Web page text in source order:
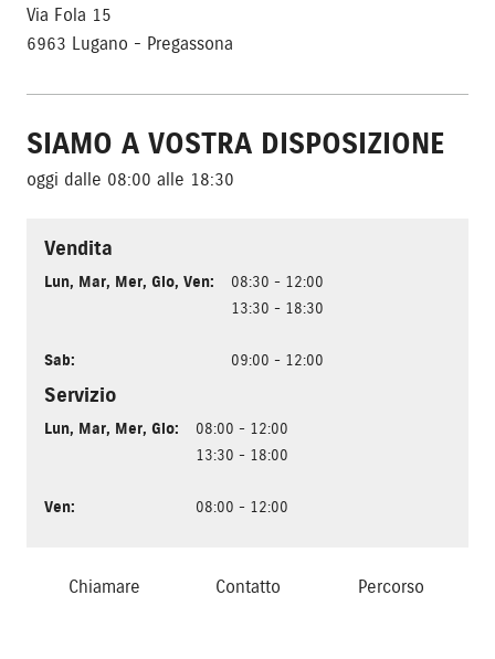
Via Fola 15
6963 Lugano - Pregassona
SIAMO A VOSTRA DISPOSIZIONE
oggi dalle 08:00 alle 18:30
Vendita
Lun, Mar, Mer, Gio, Ven:
08:30 - 12:00
13:30 - 18:30
Sab: 09:00 - 12:00
Servizio
Lun, Mar, Mer, Gio:
08:00 - 12:00
13:30 - 18:00
Ven: 08:00 - 12:00
Chiamare Contatto Percorso